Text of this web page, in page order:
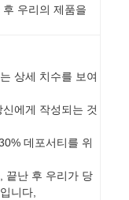
우리의 제품을
상세 치수를 보여
에게 작성되는 것
데포서티를 위
끝난 후 우리가 당
니다,